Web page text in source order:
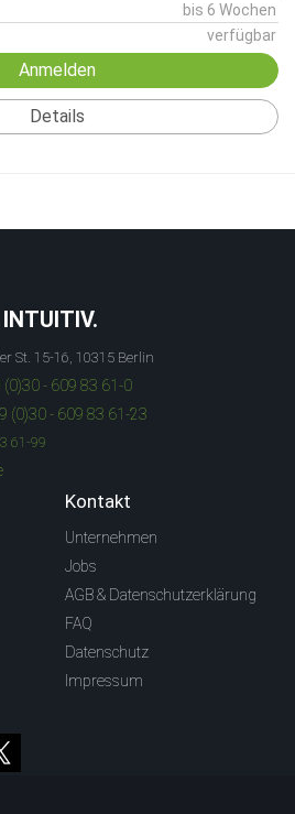
bis 6 Wochen
verfügbar
Anmelden
Details
St. 15-16, 10315 Berlin
(0)30 - 609 83 61-0
(0)30 - 609 83 61-23
61-99
Kontakt
Unternehmen
Jobs
AGB & Datenschutzerklärung
FAQ
Datenschutz
Impressum